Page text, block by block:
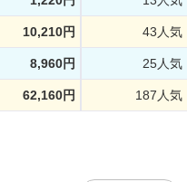
10,210円 43人気
8,960円 25人気
62,160円 187人気